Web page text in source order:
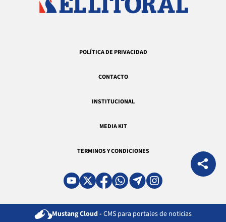
POLÍTICA DE PRIVACIDAD
CONTACTO
INSTITUCIONAL
MEDIA KIT
TERMINOS Y CONDICIONES
Mustang Cloud - CMS para portales de noticias